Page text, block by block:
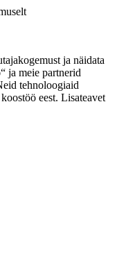
ja näidata
ja meie partnerid
tehnoloogiaid
eest. Lisateavet